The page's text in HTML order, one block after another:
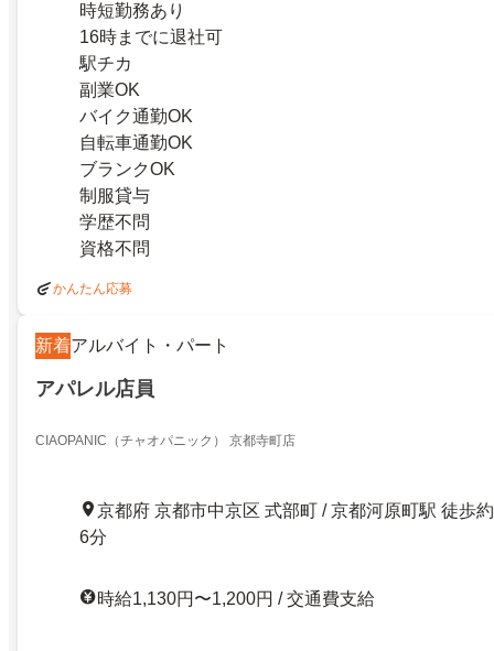
時短勤務あり
16時までに退社可
駅チカ
副業OK
バイク通勤OK
自転車通勤OK
ブランクOK
制服貸与
学歴不問
資格不問
かんたん応募
新着アルバイト・パート
アパレル店員
CIAOPANIC（チャオパニック） 京都寺町店
京都府 京都市中京区 式部町 / 京都河原町駅 徒歩約
6分
時給1,130円〜1,200円 / 交通費支給